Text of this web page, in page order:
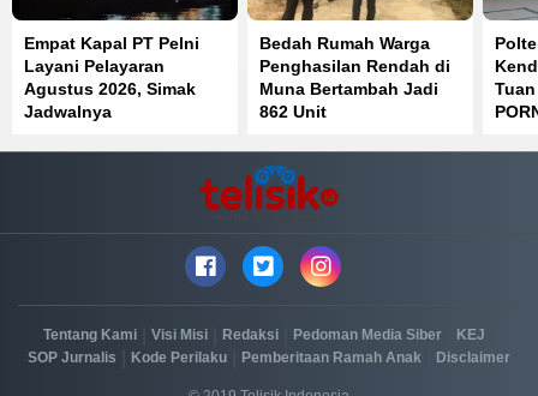
Empat Kapal PT Pelni
Layani Pelayaran
Agustus 2026, Simak
Jadwalnya
Bedah Rumah Warga
Penghasilan Rendah di
Muna Bertambah Jadi
862 Unit
Tentang Kami Visi Misi Redaksi Pedoman Media Siber KEJ
SOP Jurnalis Kode Perilaku Pemberitaan Ramah Anak Disclaimer